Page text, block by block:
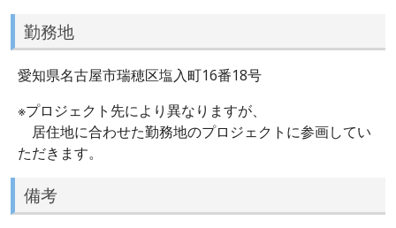
勤務地
愛知県名古屋市瑞穂区塩入町16番18号
※プロジェクト先により異なりますが、
居住地に合わせた勤務地のプロジェクトに参画してい
ただきます。
備考